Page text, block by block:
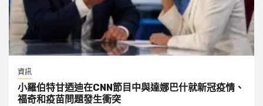
資訊
小羅伯特甘迺迪在CNN節目中與達娜巴什就新冠疫情、
福奇和疫苗問題發生衝突